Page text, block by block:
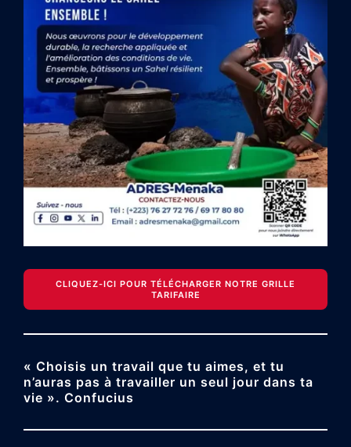
CLIQUEZ-ICI POUR TÉLÉCHARGER NOTRE GRILLE
TARIFAIRE
« Choisis un travail que tu aimes, et tu
n’auras pas à travailler un seul jour dans ta
vie ». Confucius